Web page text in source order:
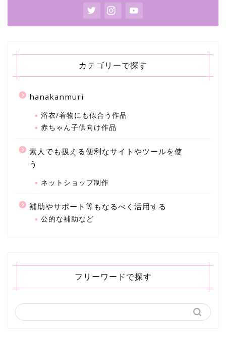
カテゴリーで探す
hanakanmuri
浴衣/着物にも似合う作品
赤ちゃん子供向け作品
素人でも扱える便利なサイトやツールを使
う
ネットショップ制作
補助やサポート等もなるべく活用する
公的な補助など
フリーワードで探す